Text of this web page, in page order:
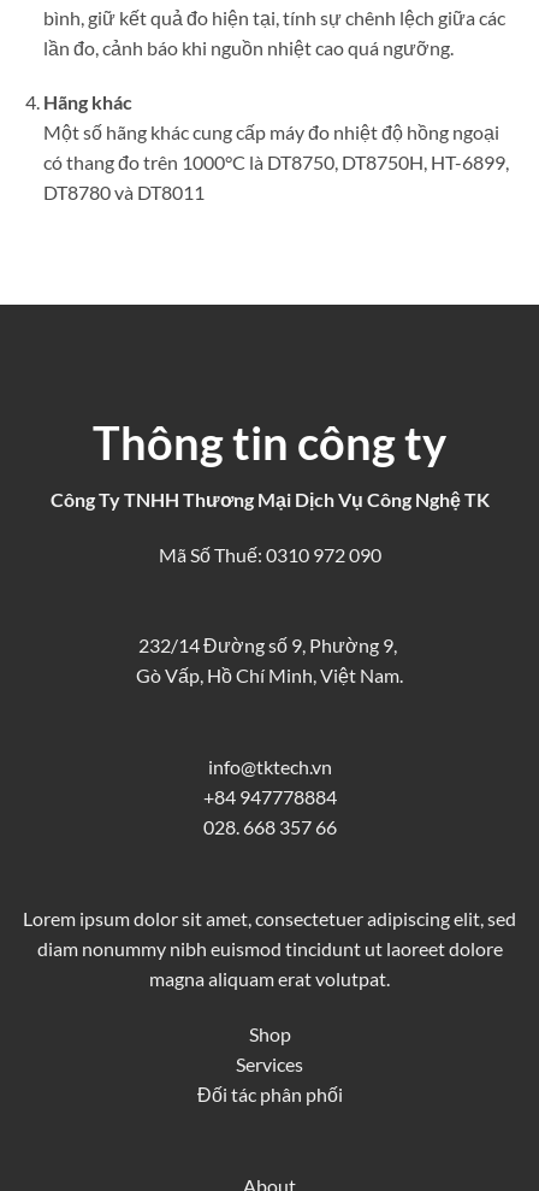
bình, giữ kết quả đo hiện tại, tính sự chênh lệch giữa các
lần đo, cảnh báo khi nguồn nhiệt cao quá ngưỡng.
Hãng khác
Một số hãng khác cung cấp máy đo nhiệt độ hồng ngoại
có thang đo trên 1000°C là DT8750, DT8750H, HT-6899,
DT8780 và DT8011
Thông tin công ty
Công Ty TNHH Thương Mại Dịch Vụ Công Nghệ TK
Mã Số Thuế: 0310 972 090
232/14 Đường số 9, Phường 9,
Gò Vấp, Hồ Chí Minh, Việt Nam.
info@tktech.vn
+84 947778884
028. 668 357 66
Lorem ipsum dolor sit amet, consectetuer adipiscing elit, sed
diam nonummy nibh euismod tincidunt ut laoreet dolore
magna aliquam erat volutpat.
Shop
Services
Đối tác phân phối
About